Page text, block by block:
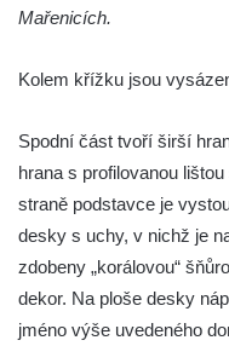
Kříž na rozcestí u
Görnerův kříž u
Kříž u domu čp. 155 v
Údajný kříž u domu
Kříž na návsi v Bukolu
Centrální kříž hřbitova
Kříž u silnice z
Mařenicích.
Kolem křížku jsou
Spodní část tvoří širší
hrana s profilovanou
straně podstavce je
desky s uchy, v nichž je
zdobeny „korálovou“
dekor. Na ploše desky
jméno výše uvedeného